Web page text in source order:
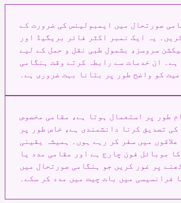
صورتحال میں ایمبولینس کی ضرورت کے
کال کریں۔ یہ ایک نمبر اکثر فائر بریگیڈ اور
سروسز، بشمول طبی نقل و حمل کے لیے
ہے۔ ان خدمات سے رابطہ کرتے وقت ہنگامی
کو واضح طور پر بتانا بہت ضروری ہے۔
14 عام طور پر استعمال ہوتا ہے، مقامی مخصوص
کی تصدیق کرنا دانشمندی ہے، خاص طور پر
میں سفر کر رہے ہوں۔ ہمیشہ یقینی
موبائل فون چارج ہے اور مقامی مدد یا
پر غور کریں جو ہنگامی صورتحال میں
فرانسیسی میں بات چیت میں مدد کر سکے۔